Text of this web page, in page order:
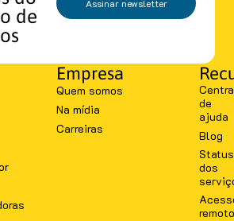
de
Assinar newsletter
Empresa
Quem somos
Na mídia
Carreiras
de
ajuda
Blog
Status
dos
remoto